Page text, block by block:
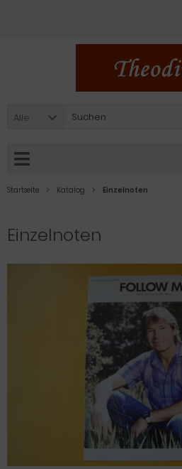
Alle
Startseite Katalog Einzelnoten
Einzelnoten